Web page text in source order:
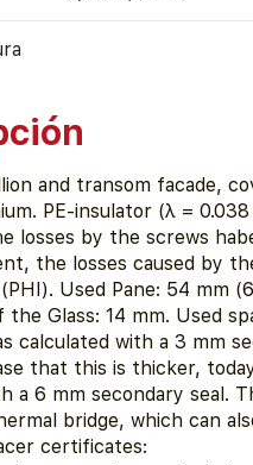
and transom facade,
PE-insulator (λ =
losses by the screws
the losses caused by
Used Pane: 54 mm
Glass: 14 mm. Used
calculated with a 3 mm
that this is thicker,
a 6 mm secondary seal.
bridge, which can
certificates: